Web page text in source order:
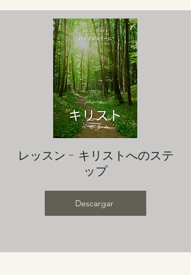
レッスン - キリストへのステ
ップ
Descargar